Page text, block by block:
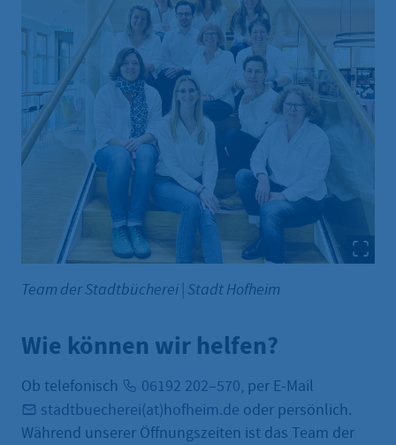
Team der Stadtbücherei | Stadt Hofheim
Wie können wir helfen?
Ob telefonisch 06192 202–570, per E-Mail
stadtbuecherei(at)hofheim.de oder persönlich.
Während unserer Öffnungszeiten ist das Team der